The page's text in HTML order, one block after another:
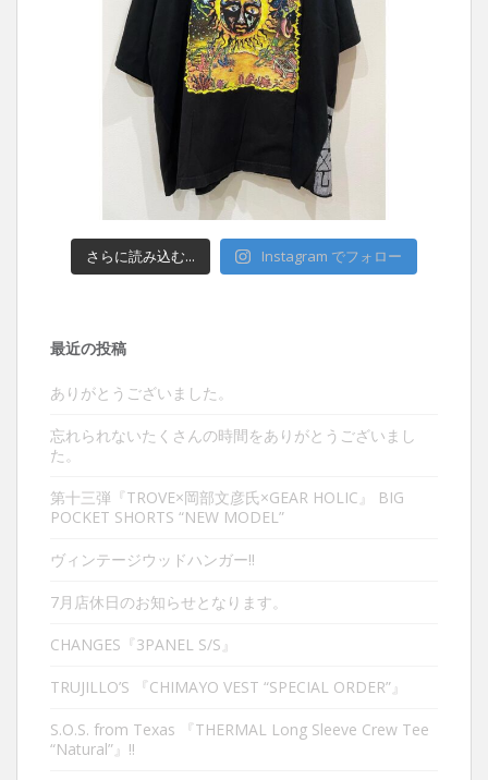
さらに読み込む... Instagram でフォロー
最近の投稿
ありがとうございました。
忘れられないたくさんの時間をありがとうございまし
た。
第十三弾『TROVE×岡部文彦氏×GEAR HOLIC』 BIG
POCKET SHORTS “NEW MODEL”
ヴィンテージウッドハンガー‼︎
7月店休日のお知らせとなります。
CHANGES『3PANEL S/S』
TRUJILLO’S 『CHIMAYO VEST “SPECIAL ORDER”』
S.O.S. from Texas 『THERMAL Long Sleeve Crew Tee
“Natural”』‼︎